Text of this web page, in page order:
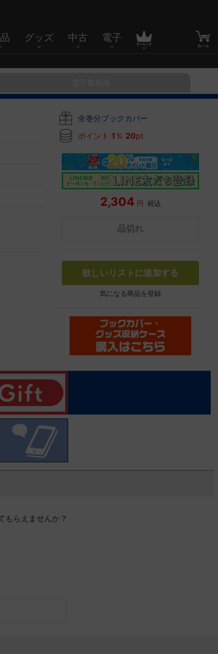
グッズ 中古 電子
全巻分ブックカバー
ポイント 1 ％ 20pt
2,304 円 税込
品切れ
欲しいリストに追加する
気になる商品を登録
もらえませんか？